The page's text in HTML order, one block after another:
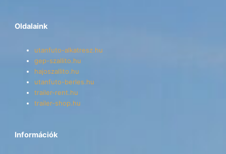
Oldalaink
utanfuto-alkatresz.hu
gep-szallito.hu
hajoszallito.hu
utanfuto-berles.hu
trailer-rent.hu
trailer-shop.hu
Információk